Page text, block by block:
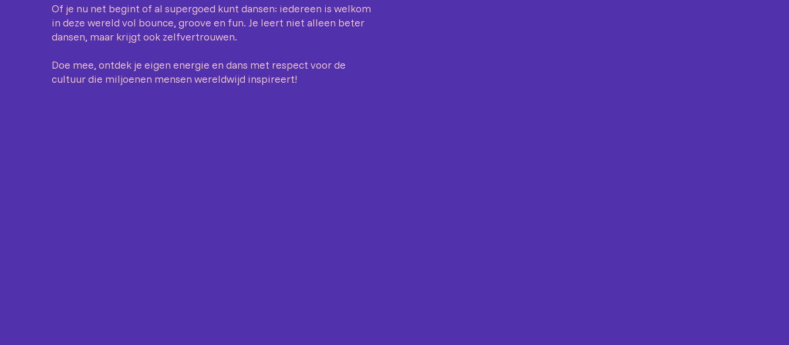
Of je nu net begint of al supergoed kunt dansen: iedereen is welkom
in deze wereld vol bounce, groove en fun. Je leert niet alleen beter
dansen, maar krijgt ook zelfvertrouwen.
Doe mee, ontdek je eigen energie en dans met respect voor de
cultuur die miljoenen mensen wereldwijd inspireert!